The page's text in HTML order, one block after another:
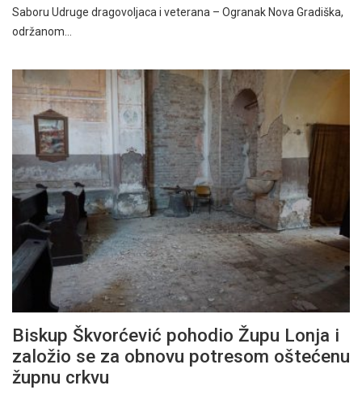
Saboru Udruge dragovoljaca i veterana – Ogranak Nova Gradiška,
održanom…
Biskup Škvorćević pohodio Župu Lonja i
založio se za obnovu potresom oštećenu
župnu crkvu